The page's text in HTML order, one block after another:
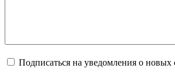
Подписаться на уведомления о новых